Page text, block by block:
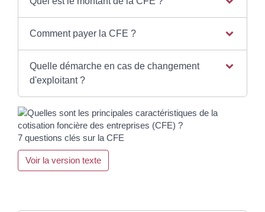
Comment payer la CFE ?
Quelle démarche en cas de changement
d'exploitant ?
7 questions clés sur la CFE
Voir la version texte